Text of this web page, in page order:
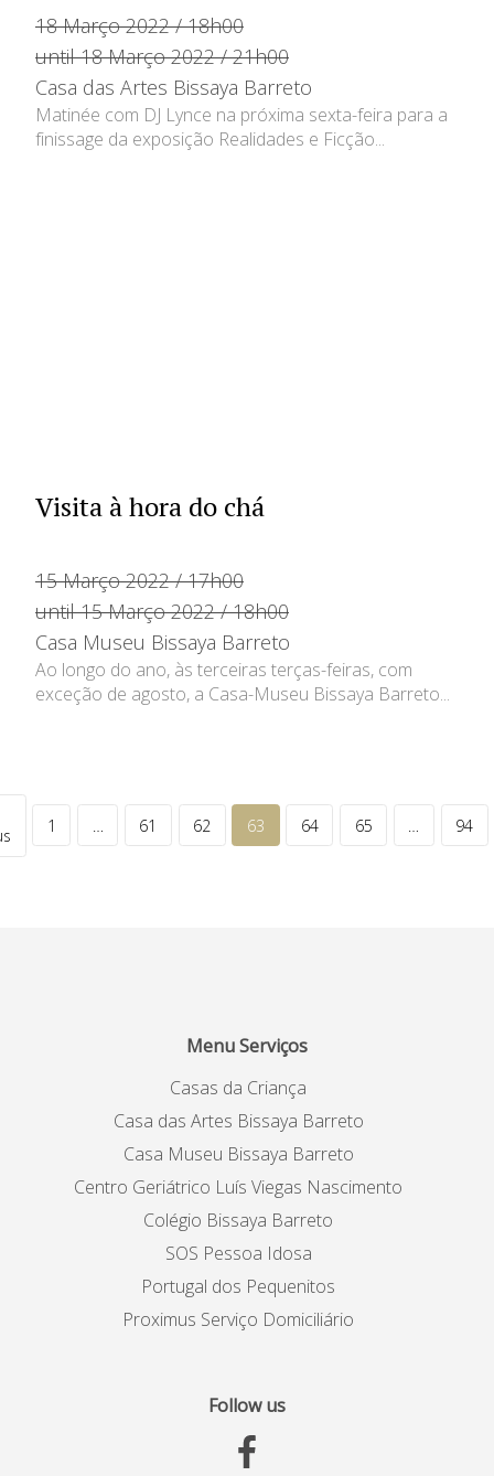
18 Março 2022 / 18h00
until 18 Março 2022 / 21h00
Casa das Artes Bissaya Barreto
Matinée com DJ Lynce na próxima sexta-feira para a
finissage da exposição Realidades e Ficção...
Visita à hora do chá
15 Março 2022 / 17h00
until 15 Março 2022 / 18h00
Casa Museu Bissaya Barreto
Ao longo do ano, às terceiras terças-feiras, com
exceção de agosto, a Casa-Museu Bissaya Barreto...
1 61 62 63 64 65 94
Menu Serviços
Casas da Criança
Casa das Artes Bissaya Barreto
Casa Museu Bissaya Barreto
Centro Geriátrico Luís Viegas Nascimento
Colégio Bissaya Barreto
SOS Pessoa Idosa
Portugal dos Pequenitos
Proximus Serviço Domiciliário
Follow us